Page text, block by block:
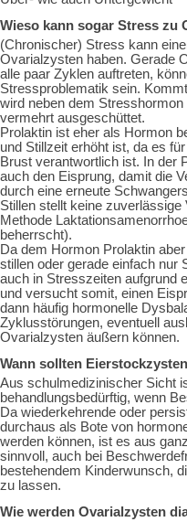
Wieso kann sogar Stress zu
(Chronischer) Stress kann
Ovarialzysten haben. Gerade
alle paar Zyklen auftreten,
Stressproblematik sein.
wird neben dem
vermehrt ausgeschüttet.
Prolaktin ist eher als Hormon
und Stillzeit erhöht ist, da es
Brust verantwortlich ist. In der
auch den Eisprung, damit die
durch eine erneute
Stillen stellt keine
Methode
beherrscht).
Da dem Hormon Prolaktin
stillen oder gerade einfach nur
auch in Stresszeiten aufgrund
und versucht somit, einen
dann häufig hormonelle
Zyklusstörungen, eventuell
Ovarialzysten äußern können.
Wann sollten
Aus schulmedizinischer Sicht
behandlungsbedürftig, wenn
Da wiederkehrende oder
durchaus als Bote von
werden können, ist es aus
sinnvoll, auch bei
bestehendem Kinderwunsch,
zu lassen.
Wie werden Ovarialzysten